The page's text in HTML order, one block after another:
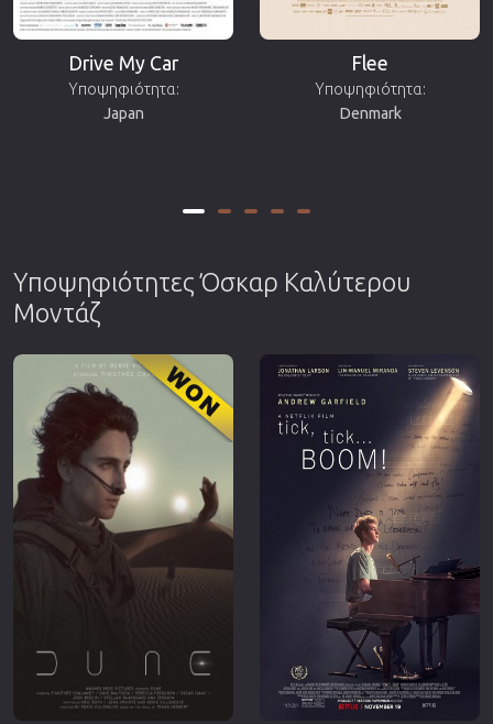
Drive My Car
Υποψηφιότητα:
Japan
Flee
Υποψηφιότητα:
Denmark
Υποψηφιότητες Όσκαρ Καλύτερου
Μοντάζ